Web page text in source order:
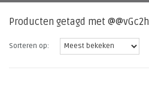
Producten getagd met @@vGc2h
Sorteren op: